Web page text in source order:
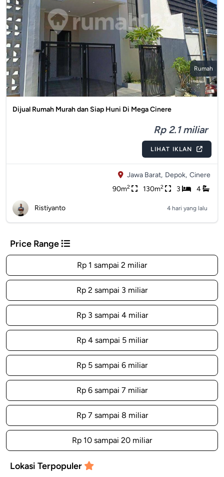
Rumah
Dijual Rumah Murah dan Siap Huni Di Mega Cinere
Rp 2.1 miliar
LIHAT IKLAN
Jawa Barat, Depok, Cinere
90m2 130m2 3 4
Ristiyanto 4 hari yang lalu
Price Range
Rp 1 sampai 2 miliar
Rp 2 sampai 3 miliar
Rp 3 sampai 4 miliar
Rp 4 sampai 5 miliar
Rp 5 sampai 6 miliar
Rp 6 sampai 7 miliar
Rp 7 sampai 8 miliar
Rp 10 sampai 20 miliar
Lokasi Terpopuler